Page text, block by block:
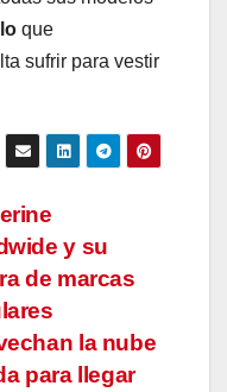
que
sufrir para vestir
y su
de marcas
la nube
para llegar